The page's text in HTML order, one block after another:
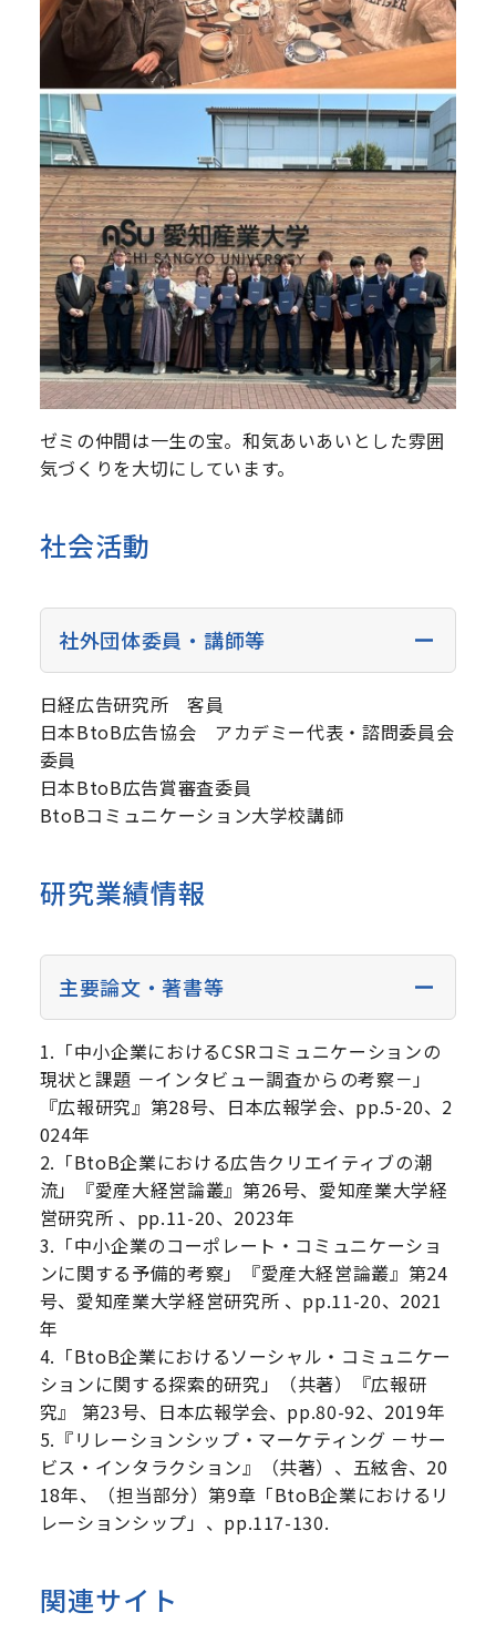
ゼミの仲間は一生の宝。和気あいあいとした雰囲
気づくりを大切にしています。
社会活動
社外団体委員・講師等
日経広告研究所 客員
日本BtoB広告協会 アカデミー代表・諮問委員会
委員
日本BtoB広告賞審査委員
BtoBコミュニケーション大学校講師
研究業績情報
主要論文・著書等
1.「中小企業におけるCSRコミュニケーションの
現状と課題 －インタビュー調査からの考察－」
『広報研究』第28号、日本広報学会、pp.5-20、2
024年
2.「BtoB企業における広告クリエイティブの潮
流」『愛産大経営論叢』第26号、愛知産業大学経
営研究所 、pp.11-20、2023年
3.「中小企業のコーポレート・コミュニケーショ
ンに関する予備的考察」『愛産大経営論叢』第24
号、愛知産業大学経営研究所 、pp.11-20、2021
年
4.「BtoB企業におけるソーシャル・コミュニケー
ションに関する探索的研究」（共著）『広報研
究』 第23号、日本広報学会、pp.80-92、2019年
5.『リレーションシップ・マーケティング －サー
ビス・インタラクション』（共著）、五絃舎、20
18年、（担当部分）第9章「BtoB企業におけるリ
レーションシップ」、pp.117-130.
関連サイト